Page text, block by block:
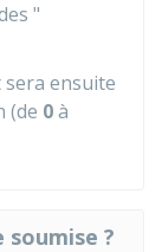
"
ensuite
(de 0à
soumise ?